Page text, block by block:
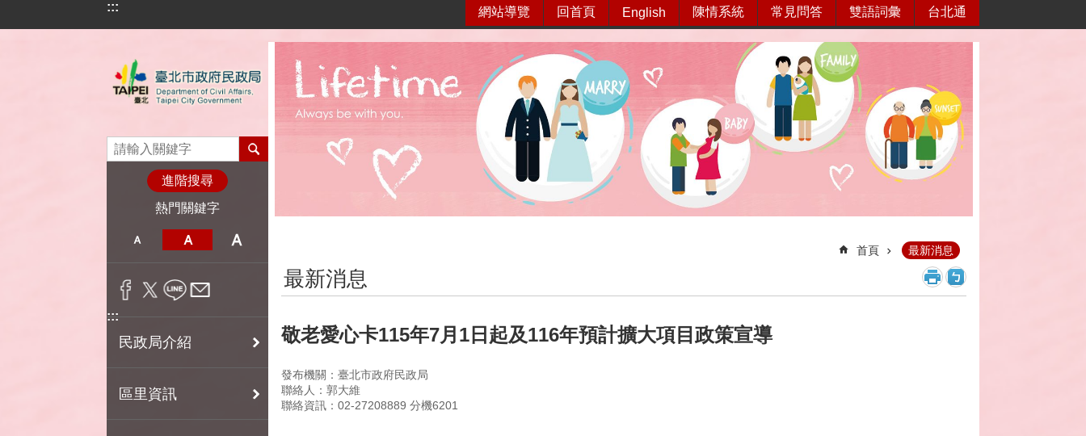
跳到主要內容區塊
::: 網站導覽 回首頁 English 陳情系統 常見問答 雙語詞彙 台北通
進階搜尋
熱門關鍵字
:::
民政局介紹
區里資訊
首頁 最新消息
最新消息
敬老愛心卡115年7月1日起及116年預計擴大項目政策宣導
發布機關：臺北市政府民政局
聯絡人：郭大維
聯絡資訊：02-27208889 分機6201